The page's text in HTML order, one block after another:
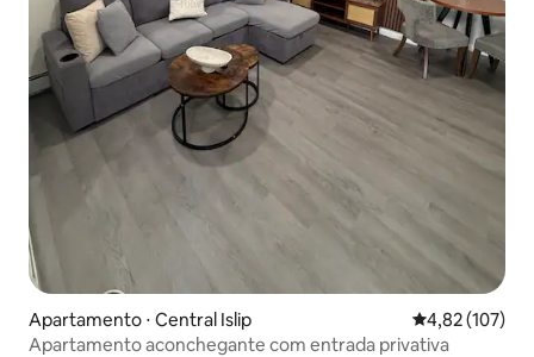
Apartamento ⋅ Central Islip 4,82 de uma
4,82 (107)
Apartamento aconchegante com entrada privativa